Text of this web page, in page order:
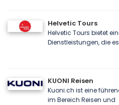
Helvetic Tours
Helvetic Tours bietet
Dienstleistungen, die es
KUONI Reisen
Kuoni.ch ist eine
im Bereich Reisen und